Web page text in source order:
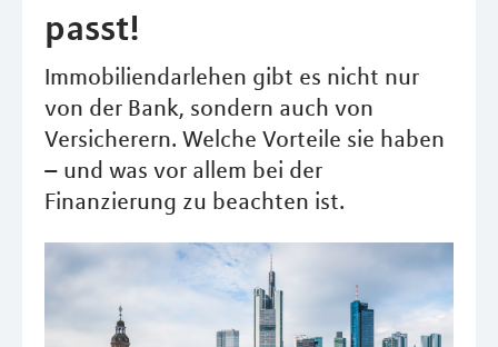
passt!
Immobiliendarlehen gibt es nicht nur
von der Bank, sondern auch von
Versicherern. Welche Vorteile sie haben
– und was vor allem bei der
Finanzierung zu beachten ist.